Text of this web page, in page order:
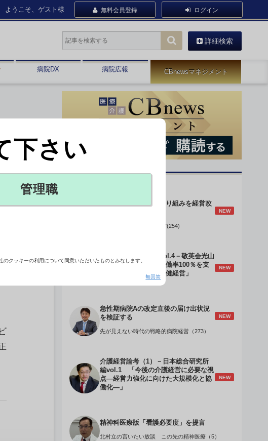
ようこそ、ゲスト様 無料会員登録 ログイン
詳細検索
病院DX 病院広報 CBnewsマネジメント
身体的拘束最小化の取り組みを経営改
NEW
データで読み解く病院経営(254)
介護経営のデザインVol.4－敬英会光山
誠理事長 「驚異の稼働率100％を支
える『顧客目線』の老健経営」
NEW
急性期病院Aの改定直後の届け出状況
を検証する
NEW
先が見えない時代の戦略的病院経営（273）
介護経営論考（1）－日本総合研究所
編vol.1 「今後の介護経営に必要な視
点―経営力強化に向けた大規模化と協
働化―」
NEW
精神科医療版「看護必要度」を提言
北村立の言いたい放談 この先の精神医療（5）
下さい
管理職
クッキーの利用について同意いただいたものとみなします。
無回答